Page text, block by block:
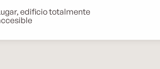
edificio totalmente